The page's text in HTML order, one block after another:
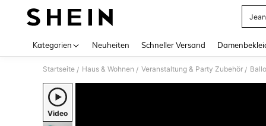
Kategorien Neuheiten Schneller Versand
Startseite / Haus & Wohnen / Veranstaltung & Party Zubehör /
Video